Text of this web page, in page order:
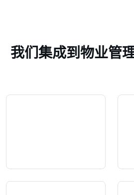
我们集成到物业管